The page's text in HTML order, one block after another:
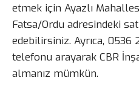
etmek için Ayazlı
Fatsa/Ordu adresindeki
edebilirsiniz. Ayrıca, 0536
telefonu arayarak CBR
almanız mümkün.